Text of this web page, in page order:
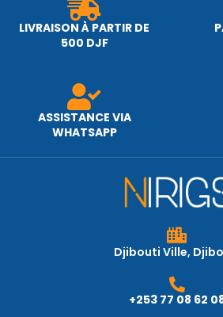
LIVRAISON À PARTIR DE
500 DJF
ASSISTANCE VIA
WHATSAPP
Djibouti Ville,
+253 77 08 62